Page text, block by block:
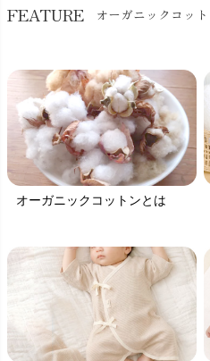
FEATURE オーガニックコッ
オーガニックコットンとは